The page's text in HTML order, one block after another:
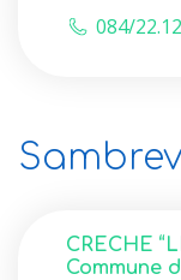
084/
CRECHE
Commune